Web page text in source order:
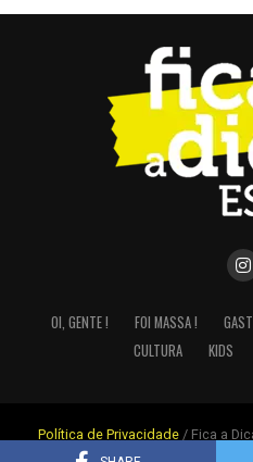
OI, GENTE ! FOI MASSA !
CULTURA
KIDS
Política de Privacidade/ Fica a
reservados. | Design